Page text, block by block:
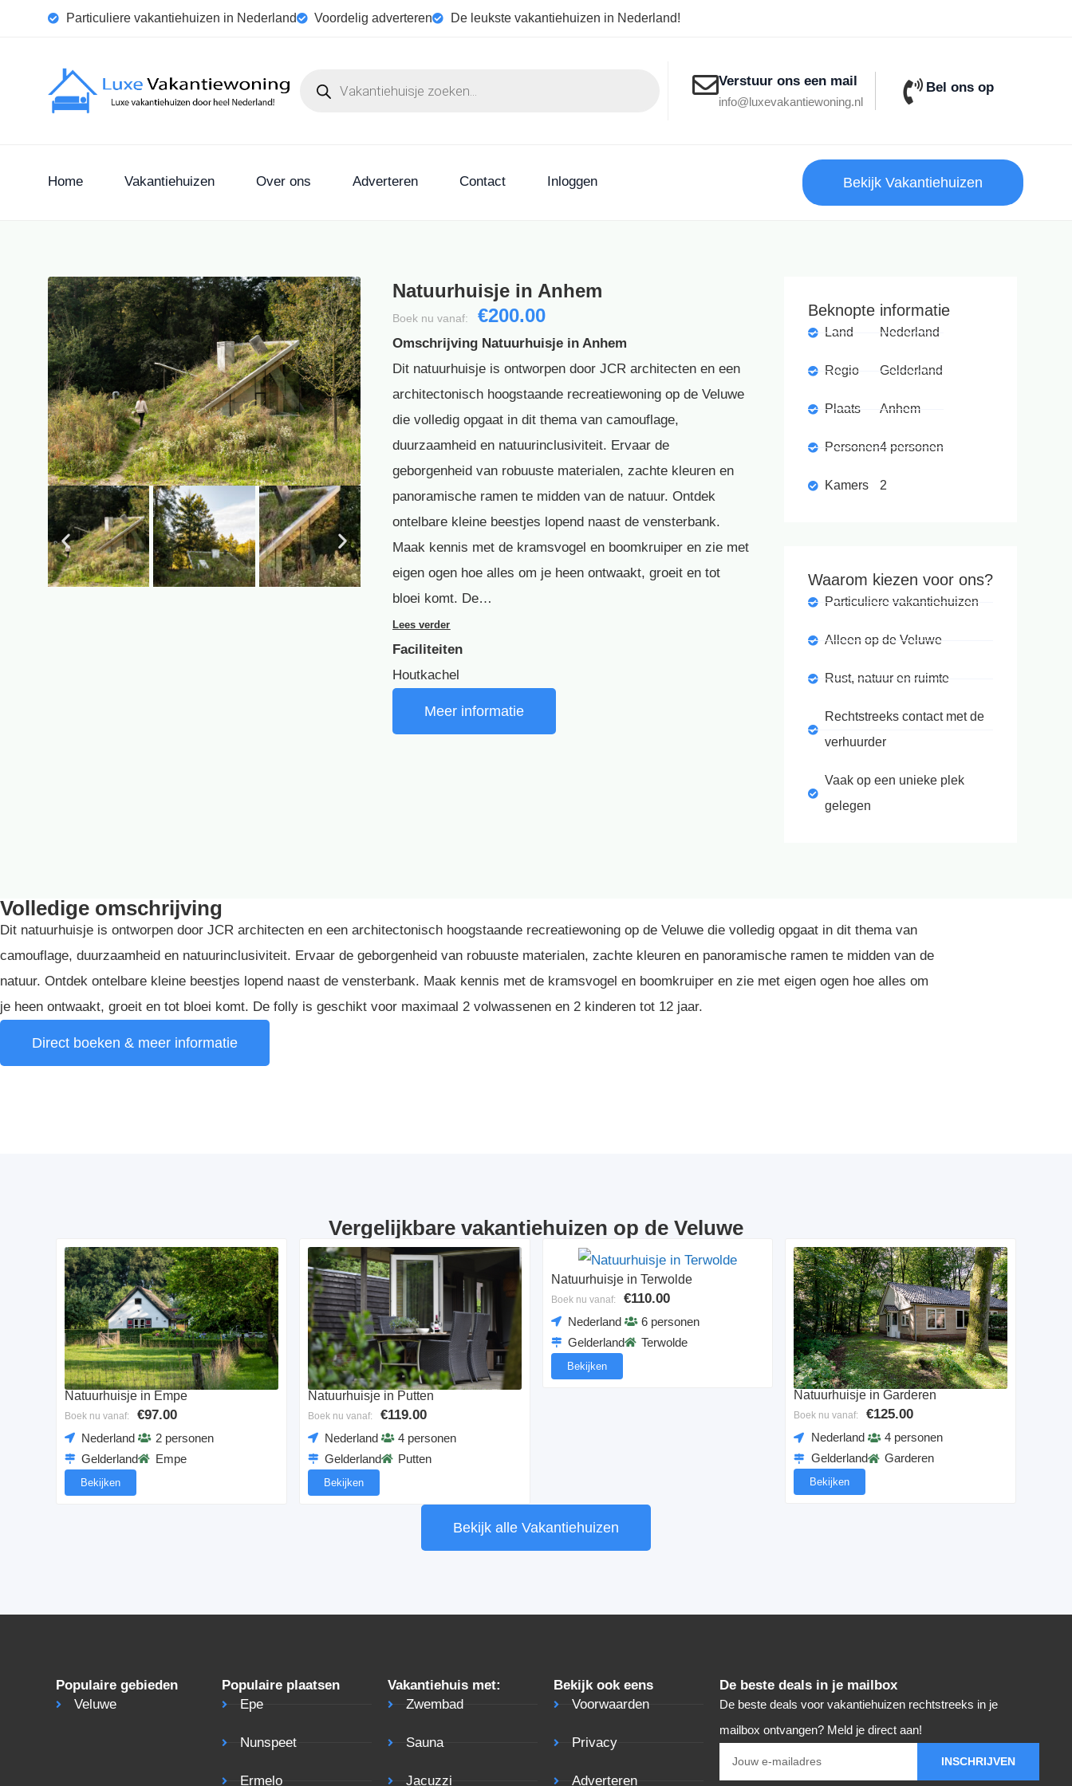
Particuliere vakantiehuizen in Nederland Voordelig adverteren De leukste vakantiehuizen in Nederland!
Verstuur ons een mail
info@luxevakantiewoning.nl
Bel ons op
Home Vakantiehuizen Over ons Adverteren Contact Inloggen Bekijk Vakantiehuizen
Natuurhuisje in Anhem
Boek nu vanaf: €200.00
Omschrijving Natuurhuisje in Anhem
Dit natuurhuisje is ontworpen door JCR architecten en een
architectonisch hoogstaande recreatiewoning op de Veluwe
die volledig opgaat in dit thema van camouflage,
duurzaamheid en natuurinclusiviteit. Ervaar de
geborgenheid van robuuste materialen, zachte kleuren en
panoramische ramen te midden van de natuur. Ontdek
ontelbare kleine beestjes lopend naast de vensterbank.
Maak kennis met de kramsvogel en boomkruiper en zie met
eigen ogen hoe alles om je heen ontwaakt, groeit en tot
bloei komt. De…
Lees verder
Faciliteiten
Houtkachel
Meer informatie
Beknopte informatie
Land
Regio
Plaats
Personen
Kamers
Nederland
Gelderland
Anhem
4 personen
2
Waarom kiezen voor ons?
Particuliere vakantiehuizen
Alleen op de Veluwe
Rust, natuur en ruimte
Rechtstreeks contact met de
verhuurder
Vaak op een unieke plek
gelegen
Volledige omschrijving
Dit natuurhuisje is ontworpen door JCR architecten en een architectonisch hoogstaande recreatiewoning op de Veluwe die volledig opgaat in dit thema van
camouflage, duurzaamheid en natuurinclusiviteit. Ervaar de geborgenheid van robuuste materialen, zachte kleuren en panoramische ramen te midden van de
natuur. Ontdek ontelbare kleine beestjes lopend naast de vensterbank. Maak kennis met de kramsvogel en boomkruiper en zie met eigen ogen hoe alles om
je heen ontwaakt, groeit en tot bloei komt. De folly is geschikt voor maximaal 2 volwassenen en 2 kinderen tot 12 jaar.
Direct boeken & meer informatie
Vergelijkbare vakantiehuizen op de Veluwe
Natuurhuisje in Empe
Boek nu vanaf: €97.00
Nederland
Gelderland
2 personen
Empe
Bekijken
Natuurhuisje in Putten
Boek nu vanaf: €119.00
Nederland
Gelderland
4 personen
Putten
Bekijken
Natuurhuisje in Terwolde
Boek nu vanaf: €110.00
Nederland
Gelderland
6 personen
Terwolde
Bekijken
Natuurhuisje in Garderen
Boek nu vanaf: €125.00
Nederland
Gelderland
4 personen
Garderen
Bekijken
Bekijk alle Vakantiehuizen
Populaire gebieden
Veluwe
Populaire plaatsen
Epe
Nunspeet
Ermelo
Vakantiehuis met:
Zwembad
Sauna
Jacuzzi
Bekijk ook eens
Voorwaarden
Privacy
Adverteren
De beste deals in je mailbox
De beste deals voor vakantiehuizen rechtstreeks in je
mailbox ontvangen? Meld je direct aan!
INSCHRIJVEN